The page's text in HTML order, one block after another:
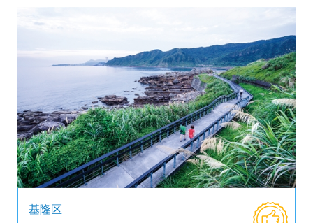
基隆区